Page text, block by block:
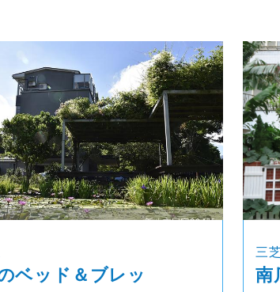
ベッド＆ブレッ
三
南